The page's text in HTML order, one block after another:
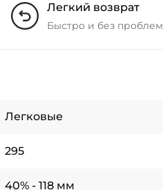
Легкий возврат
Быстро и без проблем
Легковые
295
40% - 118 мм